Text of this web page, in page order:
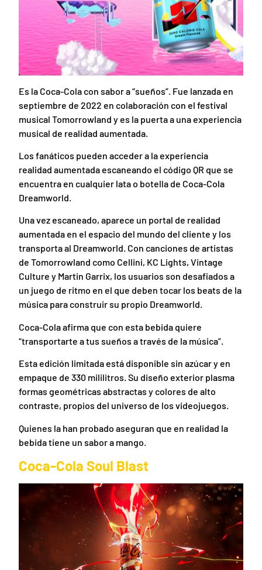
Es la Coca-Cola con sabor a “sueños”. Fue lanzada en
septiembre de 2022 en colaboración con el festival
musical Tomorrowland y es la puerta a una experiencia
musical de realidad aumentada.
Los fanáticos pueden acceder a la experiencia
realidad aumentada escaneando el código QR que se
encuentra en cualquier lata o botella de Coca-Cola
Dreamworld.
Una vez escaneado, aparece un portal de realidad
aumentada en el espacio del mundo del cliente y los
transporta al Dreamworld. Con canciones de artistas
de Tomorrowland como Cellini, KC Lights, Vintage
Culture y Martin Garrix, los usuarios son desafiados a
un juego de ritmo en el que deben tocar los beats de la
música para construir su propio Dreamworld.
Coca-Cola afirma que con esta bebida quiere
“transportarte a tus sueños a través de la música”.
Esta edición limitada está disponible sin azúcar y en
empaque de 330 mililitros. Su diseño exterior plasma
formas geométricas abstractas y colores de alto
contraste, propios del universo de los videojuegos.
Quienes la han probado aseguran que en realidad la
bebida tiene un sabor a mango.
Coca-Cola Soul Blast